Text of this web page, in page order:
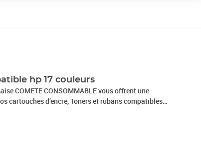
hp 17 couleurs
COMETE CONSOMMABLE vous offrent une
cartouches d’encre, Toners et rubans compatibles
Nous avons à cœur de choisir des partenaires
le pays. Nos cartouches d’encre, toners ou